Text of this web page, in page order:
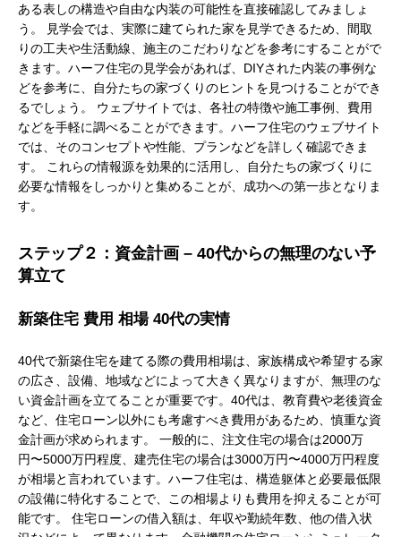
ある表しの構造や自由な内装の可能性を直接確認してみましょ
う。 見学会では、実際に建てられた家を見学できるため、間取
りの工夫や生活動線、施主のこだわりなどを参考にすることがで
きます。ハーフ住宅の見学会があれば、DIYされた内装の事例な
どを参考に、自分たちの家づくりのヒントを見つけることができ
るでしょう。 ウェブサイトでは、各社の特徴や施工事例、費用
などを手軽に調べることができます。ハーフ住宅のウェブサイト
では、そのコンセプトや性能、プランなどを詳しく確認できま
す。 これらの情報源を効果的に活用し、自分たちの家づくりに
必要な情報をしっかりと集めることが、成功への第一歩となりま
す。
ステップ２：資金計画 – 40代からの無理のない予
算立て
新築住宅 費用 相場 40代の実情
40代で新築住宅を建てる際の費用相場は、家族構成や希望する家
の広さ、設備、地域などによって大きく異なりますが、無理のな
い資金計画を立てることが重要です。40代は、教育費や老後資金
など、住宅ローン以外にも考慮すべき費用があるため、慎重な資
金計画が求められます。 一般的に、注文住宅の場合は2000万
円〜5000万円程度、建売住宅の場合は3000万円〜4000万円程度
が相場と言われています。ハーフ住宅は、構造躯体と必要最低限
の設備に特化することで、この相場よりも費用を抑えることが可
能です。 住宅ローンの借入額は、年収や勤続年数、他の借入状